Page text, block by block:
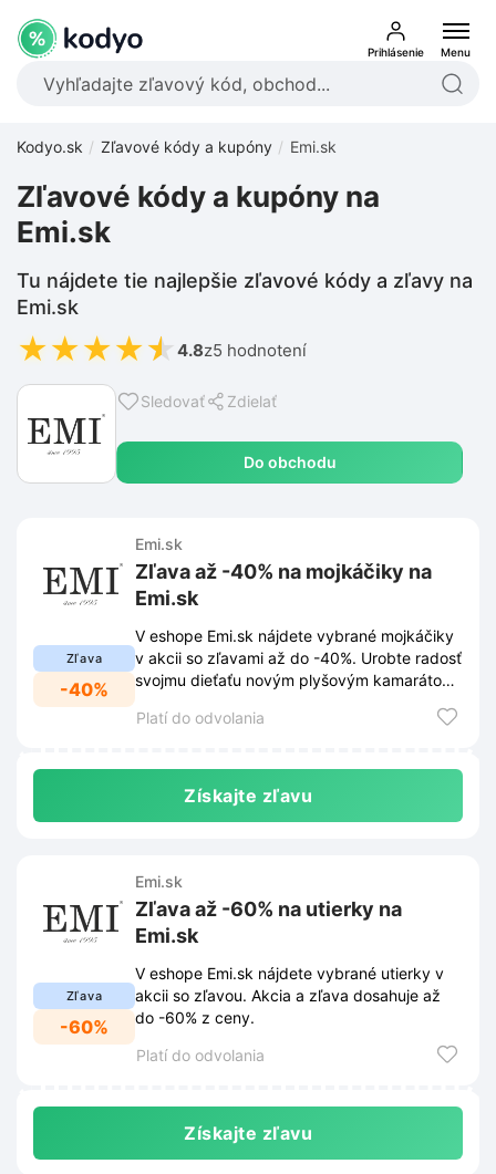
Prihlásenie Menu
Kodyo.sk Zľavové kódy a kupóny Emi.sk
Sledovať Zdielať
Do obchodu
Zľavové kódy a kupóny na
Emi.sk
Tu nájdete tie najlepšie zľavové kódy a zľavy na
Emi.sk
★★★★★ 4.8z5 hodnotení
Zľava
-40%
Emi.sk
Zľava až -40% na mojkáčiky na
Emi.sk
V eshope Emi.sk nájdete vybrané mojkáčiky
v akcii so zľavami až do -40%. Urobte radosť
svojmu dieťaťu novým plyšovým kamarátom
Platí do odvolania
Získajte zľavu
Zľava
-60%
Emi.sk
Zľava až -60% na utierky na
Emi.sk
V eshope Emi.sk nájdete vybrané utierky v
akcii so zľavou. Akcia a zľava dosahuje až
do -60% z ceny.
Platí do odvolania
Získajte zľavu